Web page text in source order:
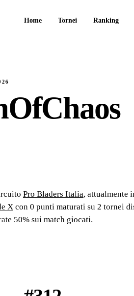
Home Tornei Ranking
Pro Bladers Italia, attualmente
X con 0 punti maturati su 2 tornei
50% sui match giocati.